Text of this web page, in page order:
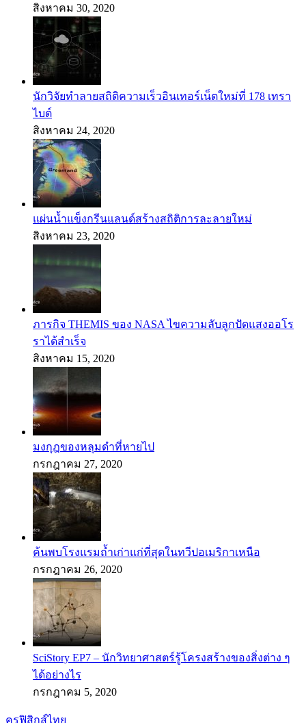
สิงหาคม 30, 2020
นักวิจัยทำลายสถิติความเร็วอินเทอร์เน็ตใหม่ที่ 178 เทรา
ไบต์
สิงหาคม 24, 2020
แผ่นน้ำแข็งกรีนแลนด์สร้างสถิติการละลายใหม่
สิงหาคม 23, 2020
ภารกิจ THEMIS ของ NASA ไขความลับลูกปัดแสงออโร
ราได้สำเร็จ
สิงหาคม 15, 2020
มงกุฎของหลุมดำที่หายไป
กรกฎาคม 27, 2020
ค้นพบโรงแรมถ้ำเก่าแก่ที่สุดในทวีปอเมริกาเหนือ
กรกฎาคม 26, 2020
SciStory EP7 – นักวิทยาศาสตร์รู้โครงสร้างของสิ่งต่าง ๆ
ได้อย่างไร
กรกฎาคม 5, 2020
ครูฟิสิกส์ไทย